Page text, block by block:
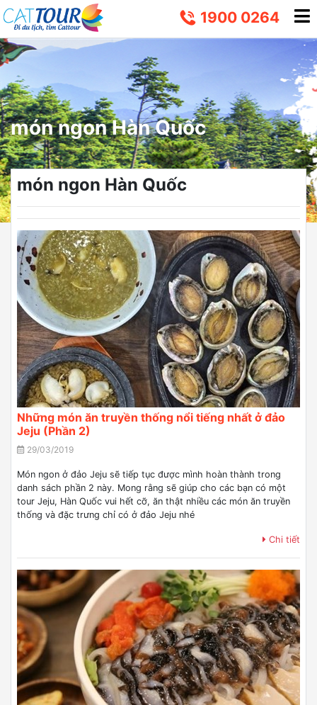
1900 0264
món ngon Hàn Quốc
món ngon Hàn Quốc
Những món ăn truyền thống nổi tiếng nhất ở đảo
Jeju (Phần 2)
29/03/2019
Món ngon ở đảo Jeju sẽ tiếp tục được mình hoàn thành trong
danh sách phần 2 này. Mong rằng sẽ giúp cho các bạn có một
tour Jeju, Hàn Quốc vui hết cỡ, ăn thật nhiều các món ăn truyền
thống và đặc trưng chỉ có ở đảo Jeju nhé
Chi tiết